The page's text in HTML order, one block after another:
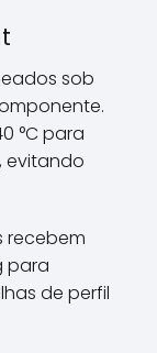
sob
°C para
evitando
recebem
para
de perfil